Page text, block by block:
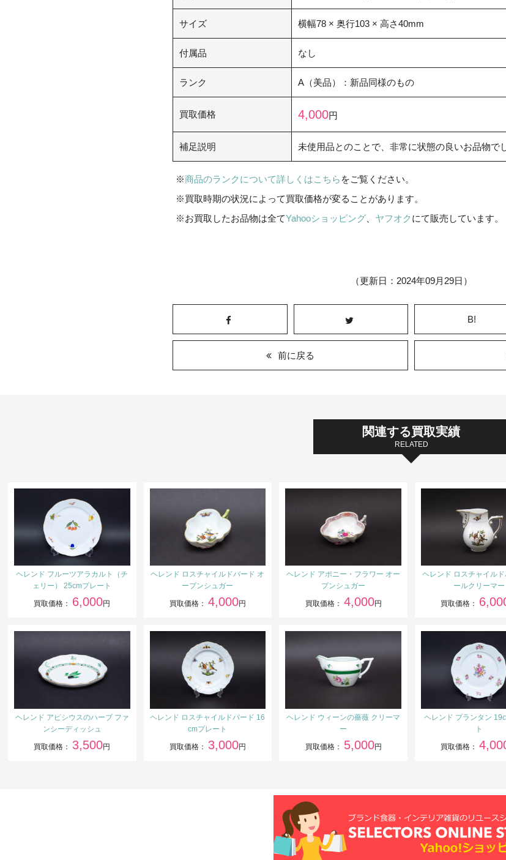
サイズ 横幅78 × 奥行103 × 高さ40mm
付属品 なし
ランク A（美品）：新品同様のもの
買取価格 4,000円
補足説明 未使用品とのことで、非常に状態の良いお品物で
商品のランクについて詳しくはこちら をご覧ください。
買取時期の状況によって買取価格が変ることがあります。
お買取したお品物は全てYahooショッピング ヤフオクにて販売しています。
（更新日：2024年09月29日）
B!
前に戻る
関連する買取実績
RELATED
ヘレンド フルーツアラカルト（チ
ェリー） 25cmプレート
買取価格： 6,000円
ヘレンド ロスチャイルドバード オ
ープンシュガー
買取価格： 4,000円
ヘレンド アポニー・フラワー オー
プンシュガー
買取価格： 4,000円
ヘレンド ロスチャイルド
ールクリーマー
買取価格：
ヘレンド アピシウスのハーブ ファ
ンシーディッシュ
買取価格： 3,500円
ヘレンド ロスチャイルドバード 16
cmプレート
買取価格： 3,000円
ヘレンド ウィーンの薔薇 クリーマ
ー
買取価格： 5,000円
ヘレンド プランタン
ト
買取価格：